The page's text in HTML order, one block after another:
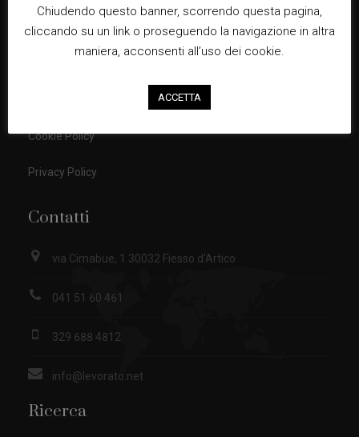
Social
Cookie Policy
Privacy Policy
Contatti
via Cimabue, 1 30032 Fiesso d'Artico
041 51 60 461
329 688 4812
info@levorato.net
Ricerca
Chiudendo questo banner, scorrendo questa pagina,
cliccando su un link o proseguendo la navigazione in altra
maniera, acconsenti all’uso dei cookie.
ACCETTA